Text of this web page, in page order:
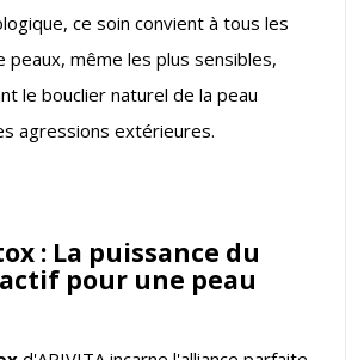
ce soin convient à tous les
peaux, même les plus sensibles,
le bouclier naturel de la peau
agressions extérieures.
: La puissance du
pour une peau